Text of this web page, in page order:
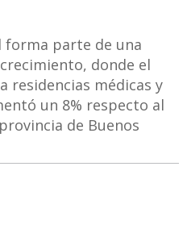
forma parte de una
donde el
residencias médicas y
un 8% respecto al
de Buenos